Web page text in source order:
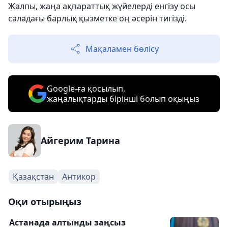
Жалпы, жаңа ақпараттық жүйелерді енгізу осы
саладағы барлық қызметке оң әсерін тигізді.
Мақаламен бөлісу
Google-ға қосылып,
жаңалықтарды бірінші болып оқыңыз
Айгерим Тарина
Қазақстан Антикор
Оқи отырыңыз
Астанада алтынды заңсыз